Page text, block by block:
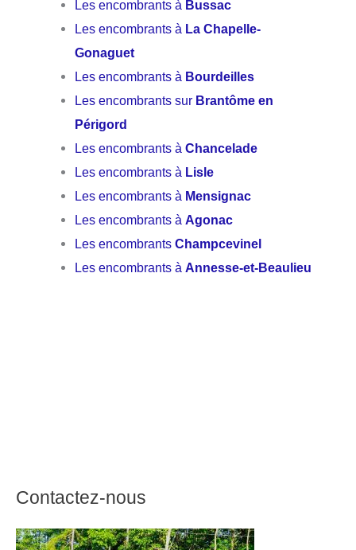
Les encombrants à Bussac
Les encombrants à La Chapelle-
Gonaguet
Les encombrants à Bourdeilles
Les encombrants sur Brantôme en
Périgord
Les encombrants àChancelade
Les encombrants à Lisle
Les encombrants à Mensignac
Les encombrants àAgonac
Les encombrantsChampcevinel
Les encombrants àAnnesse-et-Beaulieu
Contactez-nous